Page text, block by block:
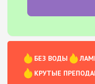
БЕЗ ВОДЫ
КРУТЫЕ